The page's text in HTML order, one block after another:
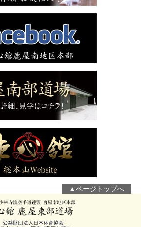
▲ページトップへ